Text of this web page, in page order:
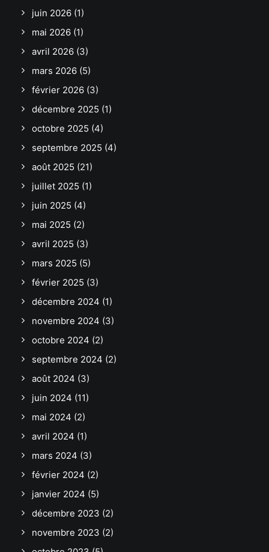
juin 2026 (1)
mai 2026 (1)
avril 2026 (3)
mars 2026 (5)
février 2026 (3)
décembre 2025 (1)
octobre 2025 (4)
septembre 2025 (4)
août 2025 (21)
juillet 2025 (1)
juin 2025 (4)
mai 2025 (2)
avril 2025 (3)
mars 2025 (5)
février 2025 (3)
décembre 2024 (1)
novembre 2024 (3)
octobre 2024 (2)
septembre 2024 (2)
août 2024 (3)
juin 2024 (11)
mai 2024 (2)
avril 2024 (1)
mars 2024 (3)
février 2024 (2)
janvier 2024 (5)
décembre 2023 (2)
novembre 2023 (2)